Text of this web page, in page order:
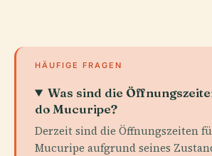
HÄUFIGE FRAGEN
Was sind die
do Mucuripe?
Derzeit sind die Öffnungszeiten
Mucuripe aufgrund seines